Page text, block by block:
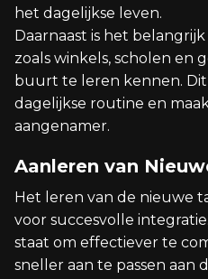
het dagelijkse leven.
Daarnaast is het
zoals winkels, scholen en
buurt te leren kennen.
dagelijkse routine en
aangenamer.
Aanleren van
Het leren van de nieuwe
voor succesvolle
staat om effectiever te
sneller aan te passen aan